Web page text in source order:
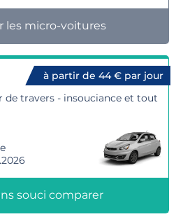
les micro-voitures
à partir de 44 € par jour
de travers - insouciance et tout
souci comparer